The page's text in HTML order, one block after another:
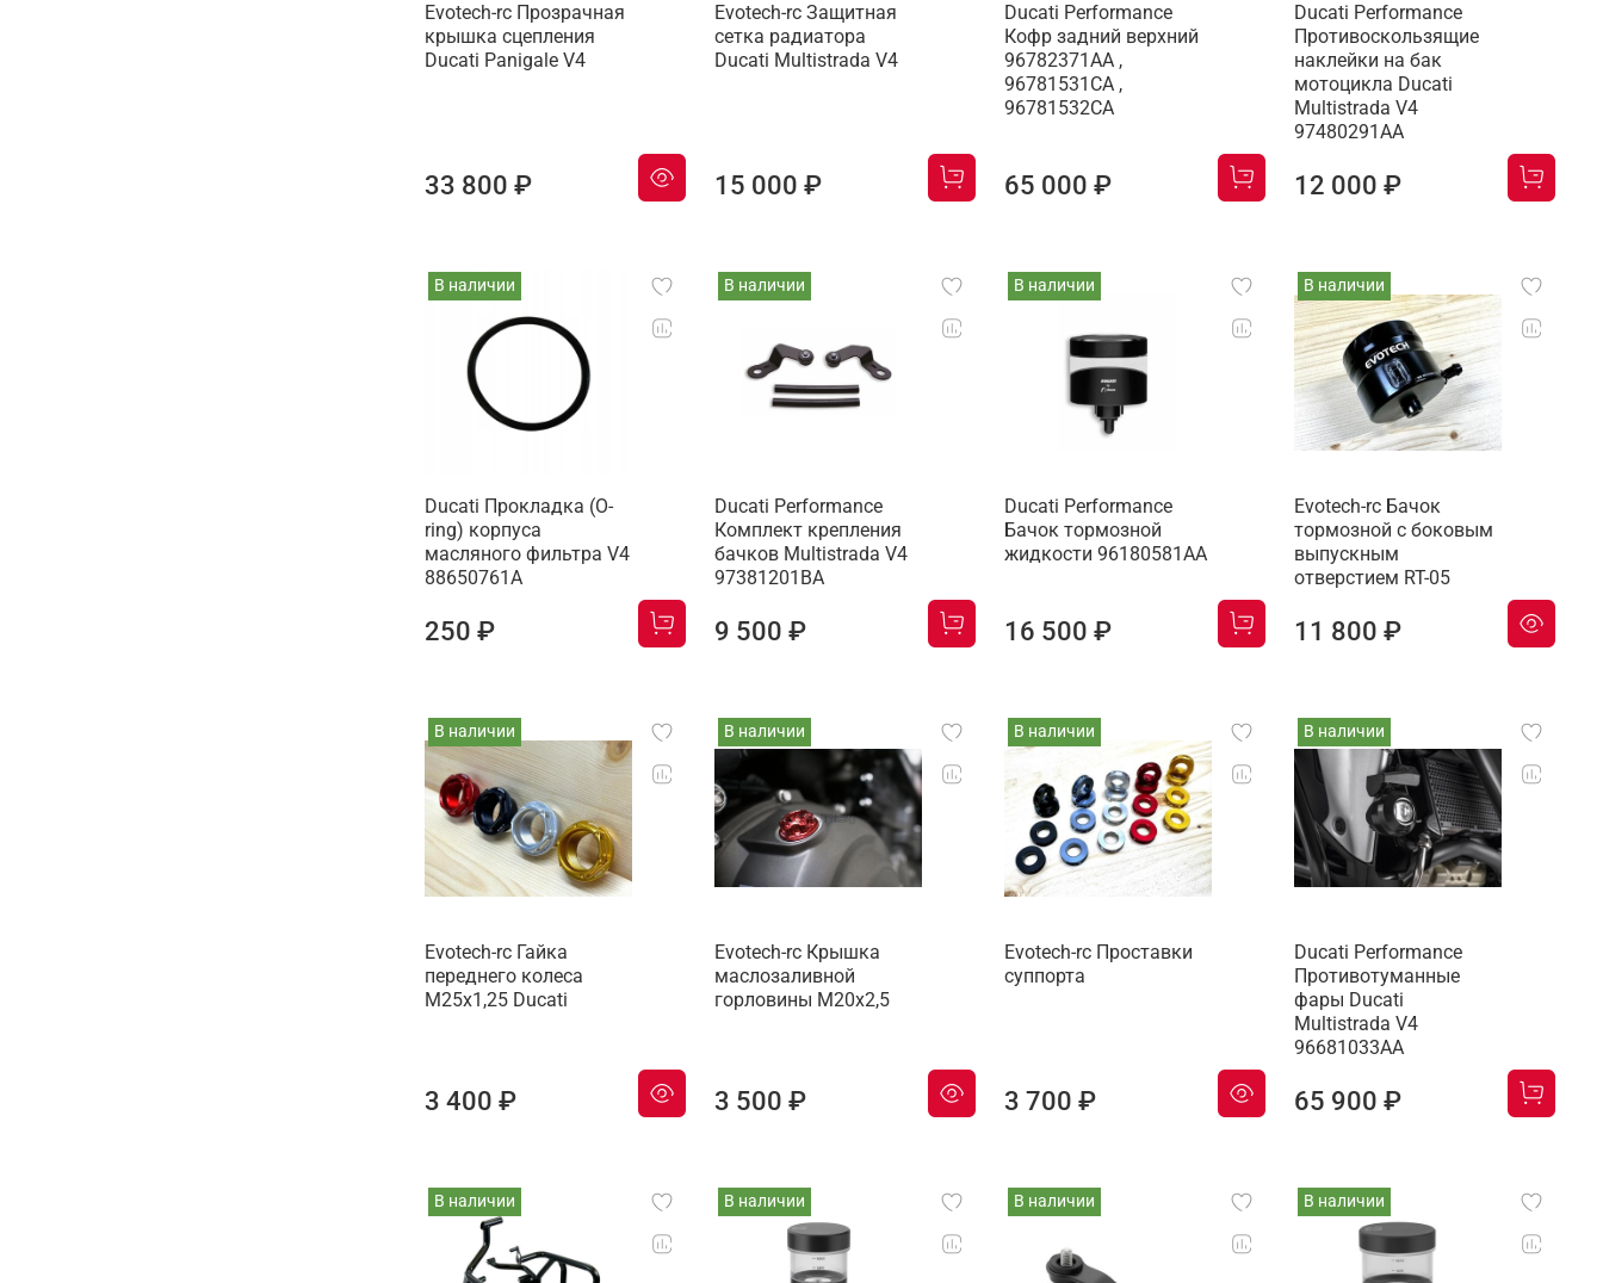
Evotech-rc Прозрачная
крышка сцепления
Ducati Panigale V4
33 800 ₽
Evotech-rc Защитная
сетка радиатора
Ducati Multistrada V4
15 000 ₽
Ducati Performance
Кофр задний верхний
96782371AA ,
96781531CA ,
96781532CA
65 000 ₽
Ducati Performance
Противоскользящие
наклейки на бак
мотоцикла Ducati
Multistrada V4
97480291AA
12 000 ₽
В наличии
Ducati Прокладка (O-
ring) корпуса
масляного фильтра V4
88650761A
250 ₽
В наличии
Ducati Performance
Комплект крепления
бачков Multistrada V4
97381201BA
9 500 ₽
В наличии
Ducati Performance
Бачок тормозной
жидкости 96180581AA
16 500 ₽
В наличии
Evotech-rc Бачок
тормозной с боковым
выпускным
отверстием RT-05
11 800 ₽
В наличии
Evotech-rc Гайка
переднего колеса
М25x1,25 Ducati
3 400 ₽
В наличии
Evotech-rc Крышка
маслозаливной
горловины M20х2,5
3 500 ₽
В наличии
Evotech-rc Проставки
суппорта
3 700 ₽
В наличии
Ducati Performance
Противотуманные
фары Ducati
Multistrada V4
96681033AA
65 900 ₽
В наличии В наличии В наличии В наличии